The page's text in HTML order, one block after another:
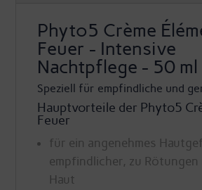
Phyto5
Phyto5 Crème
Feuer - Intensive
Nachtpflege - 50 ml
Speziell für empfindliche und
Hauptvorteile der Phyto5
Feuer
für ein angenehmes
empfindlicher, zu Rötungen
Haut